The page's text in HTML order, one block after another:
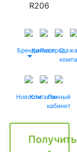
R206
БрендыКаталог
Распродажа
О
НовостиКонтактыЛичный
кабинет
Получить